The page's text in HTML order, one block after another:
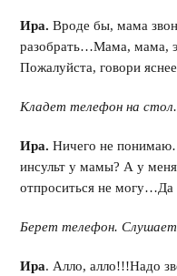
Ира. Вроде бы, мама
разобрать…Мама, мама,
Пожалуйста, говори
Кладет телефон на стол.
Ира. Ничего не
инсульт у мамы? А у
отпроситься не могу…Да
Берет телефон.
Ира. Алло, алло!!!Надо